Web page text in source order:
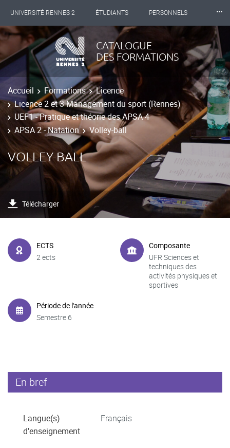
UNIVERSITÉ RENNES 2 ÉTUDIANTS PERSONNELS
INTERNATIONAL PROFESSIONNELS BIBLIOTHÈQUES
LES NOUVELLES DE RENNES 2
⸱⸱⸱
CATALOGUE
DES FORMATIONS
Accueil Formations
Licence
Licence 2 et 3 Management du sport (Rennes)
UEF1 - Pratique et théorie des APSA 4
APSA 2 - Natation
Volley-ball
VOLLEY-BALL
Télécharger
ECTS
2 ects
Composante
UFR Sciences et
techniques des
activités physiques et
sportives
Période de l'année
Semestre 6
En bref
Langue(s)
d'enseignement
Français